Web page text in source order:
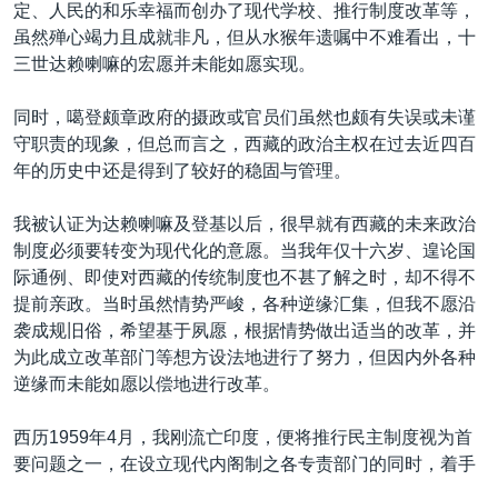
定、人民的和乐幸福而创办了现代学校、推行制度改革等，
虽然殚心竭力且成就非凡，但从水猴年遗嘱中不难看出，十
三世达赖喇嘛的宏愿并未能如愿实现。
同时，噶登颇章政府的摄政或官员们虽然也颇有失误或未谨
守职责的现象，但总而言之，西藏的政治主权在过去近四百
年的历史中还是得到了较好的稳固与管理。
我被认证为达赖喇嘛及登基以后，很早就有西藏的未来政治
制度必须要转变为现代化的意愿。当我年仅十六岁、遑论国
际通例、即使对西藏的传统制度也不甚了解之时，却不得不
提前亲政。当时虽然情势严峻，各种逆缘汇集，但我不愿沿
袭成规旧俗，希望基于夙愿，根据情势做出适当的改革，并
为此成立改革部门等想方设法地进行了努力，但因内外各种
逆缘而未能如愿以偿地进行改革。
西历1959年4月，我刚流亡印度，便将推行民主制度视为首
要问题之一，在设立现代内阁制之各专责部门的同时，着手